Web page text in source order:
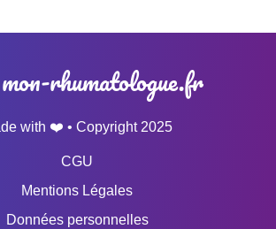
mon-rhumatologue.fr
with ❤️ • Copyright 2025
CGU
Mentions Légales
Données personnelles